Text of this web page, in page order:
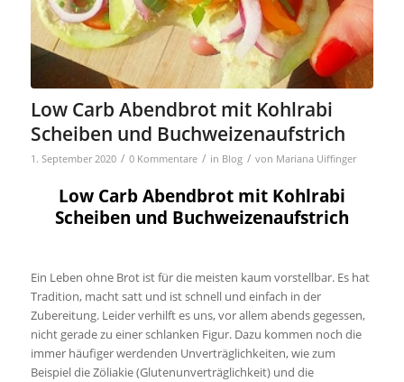
Low Carb Abendbrot mit Kohlrabi
Scheiben und Buchweizenaufstrich
1. September 2020 / 0 Kommentare / in Blog / von Mariana Uiffinger
Low Carb Abendbrot mit Kohlrabi
Scheiben und Buchweizenaufstrich
Ein Leben ohne Brot ist für die meisten kaum vorstellbar. Es hat
Tradition, macht satt und ist schnell und einfach in der
Zubereitung. Leider verhilft es uns, vor allem abends gegessen,
nicht gerade zu einer schlanken Figur. Dazu kommen noch die
immer häufiger werdenden Unverträglichkeiten, wie zum
Beispiel die Zöliakie (Glutenunverträglichkeit) und die